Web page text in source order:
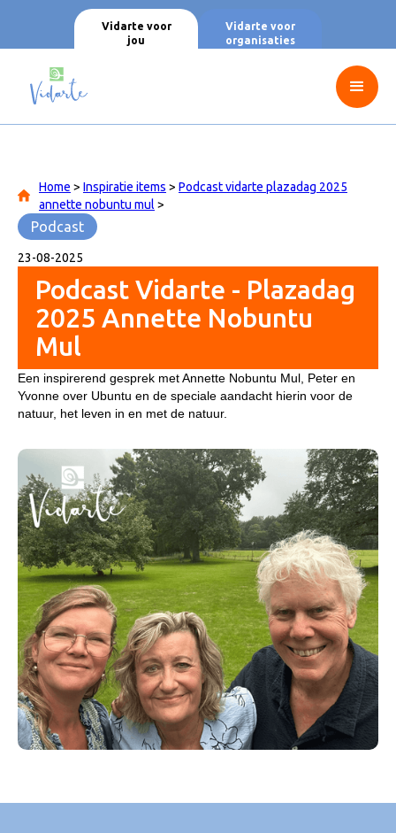
Vidarte voor
jou
Vidarte voor
organisaties
Home > Inspiratie items > Podcast vidarte plazadag 2025
annette nobuntu mul >
Podcast
23-08-2025
Podcast Vidarte - Plazadag
2025 Annette Nobuntu
Mul
Een inspirerend gesprek met Annette Nobuntu Mul, Peter en
Yvonne over Ubuntu en de speciale aandacht hierin voor de
natuur, het leven in en met de natuur.